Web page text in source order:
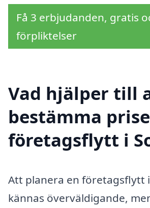
Få 3 erbjudanden, gratis
förpliktelser
Vad hjälper till
bestämma
företagsflytt i
Att planera en företagsflytt
kännas överväldigande,